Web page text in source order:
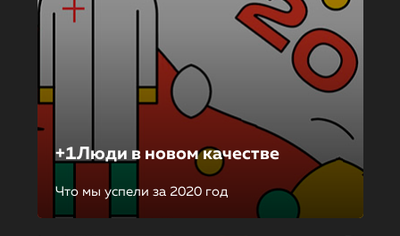
+1Люди в новом качестве
Что мы успели за 2020 год